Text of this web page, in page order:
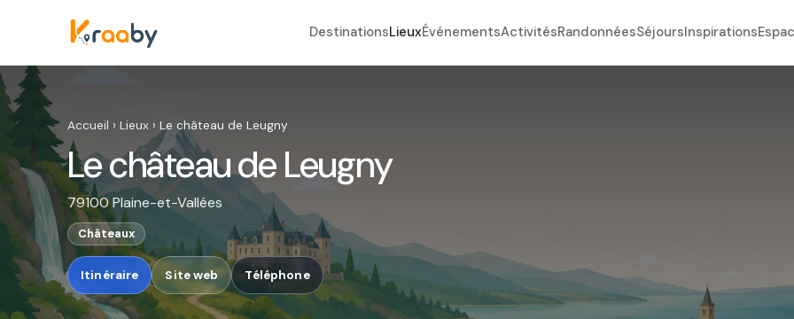
DestinationsLieuxÉvénementsActivitésRandonnéesSéjoursInspirations
Accueil › Lieux › Le château de Leugny
Le château de Leugny
79100 Plaine-et-Vallées
Châteaux
Itinéraire Site web Téléphone